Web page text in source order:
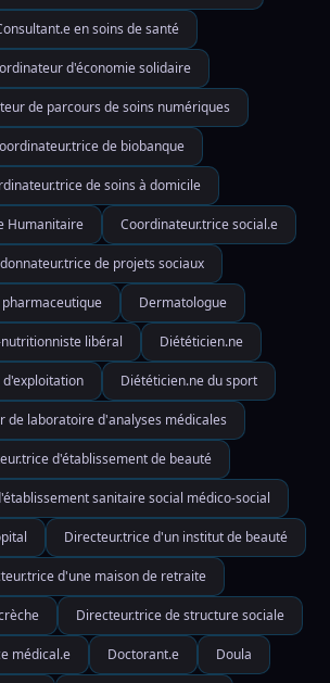
en soins de santé
d'économie solidaire
de parcours de soins numériques
de biobanque
de soins à domicile
Humanitaire Coordinateur.trice social.e
de projets sociaux
Dermatologue
libéral Diététicien.ne
Diététicien.ne du sport
de laboratoire d'analyses médicales
d'établissement de beauté
sanitaire social médico-social
Directeur.trice d'un institut de beauté
d'une maison de retraite
Directeur.trice de structure sociale
médical.e Doctorant.e Doula